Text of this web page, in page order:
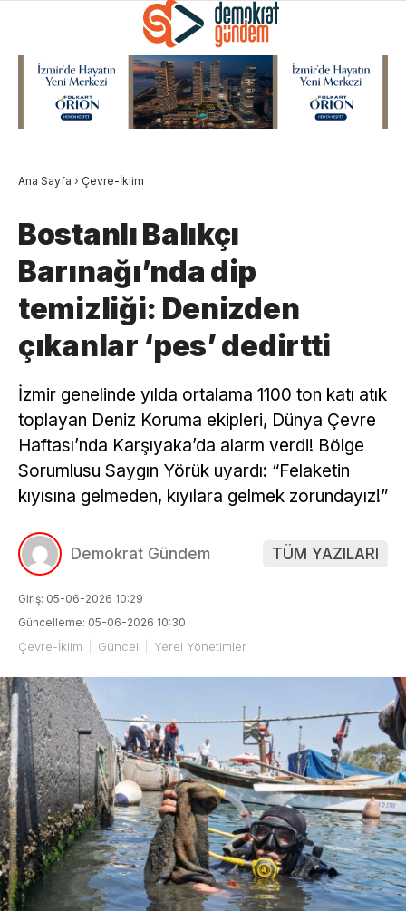
Ana Sayfa › Çevre-İklim
Bostanlı Balıkçı
Barınağı’nda dip
temizliği: Denizden
çıkanlar ‘pes’ dedirtti
İzmir genelinde yılda ortalama 1100 ton katı atık
toplayan Deniz Koruma ekipleri, Dünya Çevre
Haftası’nda Karşıyaka’da alarm verdi! Bölge
Sorumlusu Saygın Yörük uyardı: “Felaketin
kıyısına gelmeden, kıyılara gelmek zorundayız!”
Demokrat Gündem TÜM YAZILARI
Giriş: 05-06-2026 10:29
Güncelleme: 05-06-2026 10:30
Çevre-İklim Güncel Yerel Yönetimler